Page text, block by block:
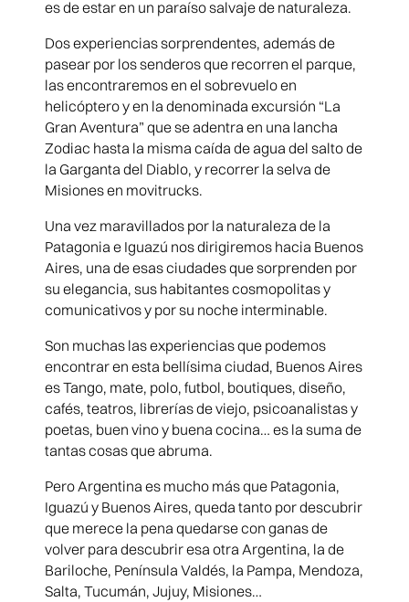
es de estar en un paraíso salvaje de naturaleza.
Dos experiencias sorprendentes, además de
pasear por los senderos que recorren el parque,
las encontraremos en el sobrevuelo en
helicóptero y en la denominada excursión “La
Gran Aventura” que se adentra en una lancha
Zodiac hasta la misma caída de agua del salto de
la Garganta del Diablo, y recorrer la selva de
Misiones en movitrucks.
Una vez maravillados por la naturaleza de la
Patagonia e Iguazú nos dirigiremos hacia Buenos
Aires, una de esas ciudades que sorprenden por
su elegancia, sus habitantes cosmopolitas y
comunicativos y por su noche interminable.
Son muchas las experiencias que podemos
encontrar en esta bellísima ciudad, Buenos Aires
es Tango, mate, polo, futbol, boutiques, diseño,
cafés, teatros, librerías de viejo, psicoanalistas y
poetas, buen vino y buena cocina… es la suma de
tantas cosas que abruma.
Pero Argentina es mucho más que Patagonia,
Iguazú y Buenos Aires, queda tanto por descubrir
que merece la pena quedarse con ganas de
volver para descubrir esa otra Argentina, la de
Bariloche, Península Valdés, la Pampa, Mendoza,
Salta, Tucumán, Jujuy, Misiones…